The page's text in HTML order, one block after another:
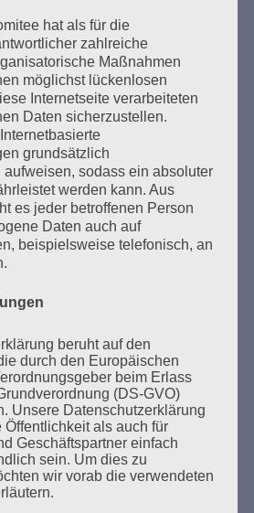
Lebens sagen wir:
wegsehen wie und wo auch
Antiziganismus, Rassismus
hervortreten!
AUS DEN
hat als für die
zahlreiche
Maßnahmen
möglichst lückenlosen
Internetseite verarbeiteten
Daten sicherzustellen.
grundsätzlich
sodass ein absoluter
werden kann. Aus
es jeder betroffenen Person
Daten auch auf
beispielsweise telefonisch, an
beruht auf den
durch den Europäischen
beim Erlass
(DS-GVO)
Unsere Datenschutzerklärung
als auch für
Geschäftspartner einfach
sein. Um dies zu
wir vorab die verwendeten